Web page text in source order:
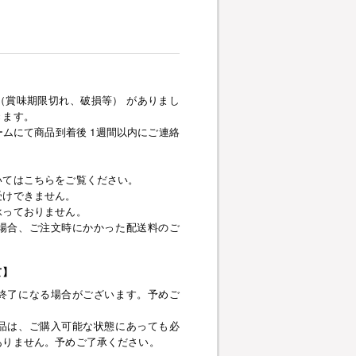
味期限切れ、破損等） がありまし
す。
にて商品到着後 1週間以内にご連絡
はこちらをご覧ください。
できません。
ておりません。
合、ご注文時にかかった配送料のご
了になる場合がございます。予めご
は、ご購入可能な状態にあっても必
ません。予めご了承ください。